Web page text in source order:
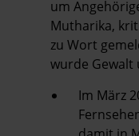
um
Mutharika,
zu Wort
wurde
Im März